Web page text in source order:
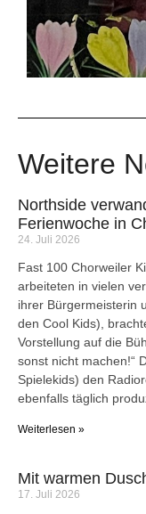
Weitere
Northside
Ferienwoche in
24. Juli 2026
Fast 100 Chorweiler
arbeiteten in vielen
ihrer Bürgermeisterin
den Cool Kids),
Vorstellung auf die
sonst nicht machen!“
Spielekids) den
ebenfalls täglich
Weiterlesen »
Mit warmen
17. Juli 2026